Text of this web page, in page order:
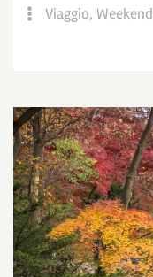
Viaggio, Weekend